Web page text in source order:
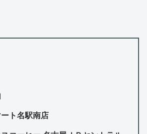
ート名駅南店